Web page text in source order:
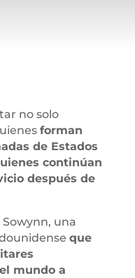
no solo
forman
de Estados
continúan
después de
Sowynn, una
que
mundo a